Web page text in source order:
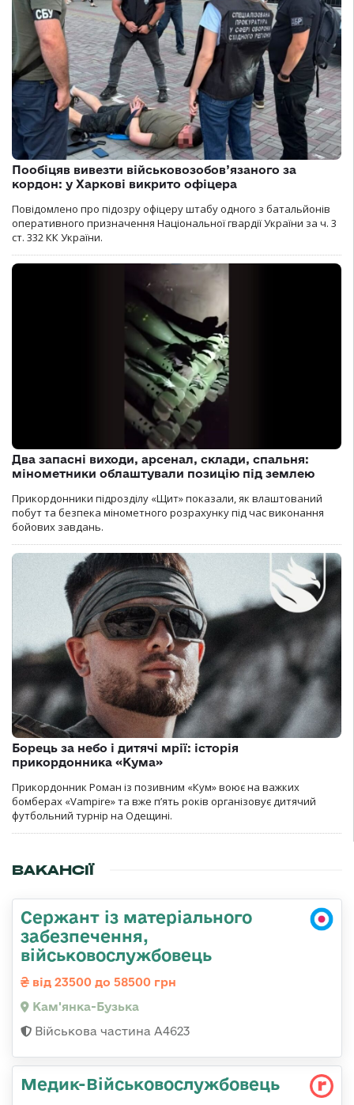
Пообіцяв вивезти військовозобов’язаного за
кордон: у Харкові викрито офіцера
Повідомлено про підозру офіцеру штабу одного з батальйонів
оперативного призначення Національної гвардії України за ч. 3
ст. 332 КК України.
Два запасні виходи, арсенал, склади, спальня:
мінометники облаштували позицію під землею
Прикордонники підрозділу «Щит» показали, як влаштований
побут та безпека мінометного розрахунку під час виконання
бойових завдань.
Борець за небо і дитячі мрії: історія
прикордонника «Кума»
Прикордонник Роман із позивним «Кум» воює на важких
бомберах «Vampire» та вже п’ять років організовує дитячий
футбольний турнір на Одещині.
ВАКАНСІЇ
Сержант із матеріального
забезпечення,
військовослужбовець
від 23500 до 58500 грн
Кам'янка-Бузька
Військова частина А4623
Медик-Військовослужбовець